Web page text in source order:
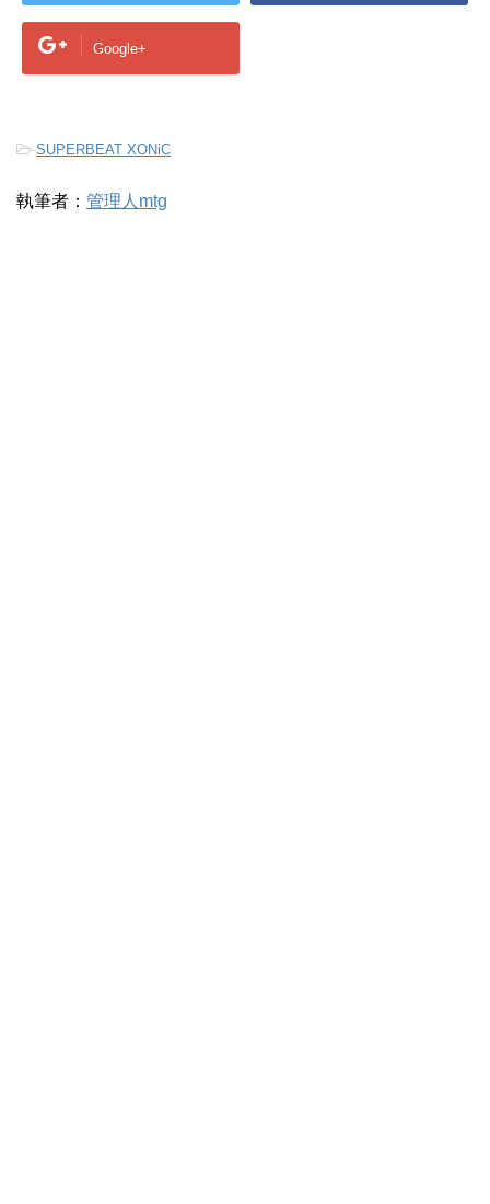
Google+
-SUPERBEAT XONiC
執筆者： 管理人mtg